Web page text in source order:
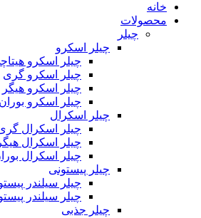
خانه
محصولات
چیلر
چیلر اسکرو
چیلر اسکرو
چیلر اسکرو گری
چیلر اسکرو هیگر
چیلر اسکرو بوران
چیلر اسکرال
چیلر اسکرال
چیلر اسکرال هیگر
چیلر اسکرال
چیلر پیستونی
چیلر سیلندر
چیلر سیلندر
چیلر جذبی